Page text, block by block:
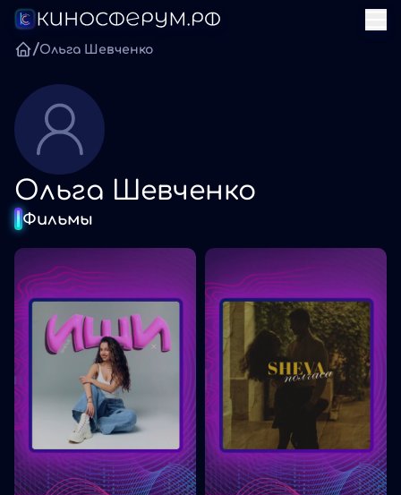
/Ольга Шевченко
Ольга Шевченко
Фильмы